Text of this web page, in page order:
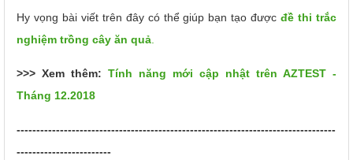
Hy vọng bài viết trên đây có thể giúp bạn tạo đượcđề thi trắc
nghiệm trồng cây ăn quả.
>>> Xem thêm: Tính năng mới cập nhật trên AZTEST -
Tháng 12.2018
---------------------------------------------------------------------------------
------------------------